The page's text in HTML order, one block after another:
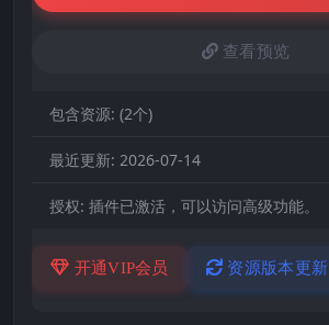
查看预览
包含资源: (2个)
最近更新: 2026-07-14
授权: 插件已激活，可以访问高级功能。
开通VIP会员 资源版本更新